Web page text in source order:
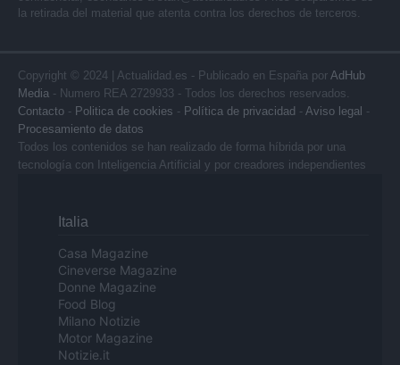
la retirada del material que atenta contra los derechos de terceros.
Copyright © 2024 | Actualidad.es - Publicado en España por AdHub
Media - Numero REA 2729933 - Todos los derechos reservados.
Contacto - Politica de cookies - Política de privacidad - Aviso legal -
Procesamiento de datos
Todos los contenidos se han realizado de forma híbrida por una
tecnología con Inteligencia Artificial y por creadores independientes
Italia
Casa Magazine
Cineverse Magazine
Donne Magazine
Food Blog
Milano Notizie
Motor Magazine
Notizie.it